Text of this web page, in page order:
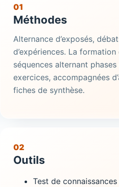
01
Méthodes
Alternance d’exposés,
d’expériences. La
séquences alternant phases
exercices, accompagnées
fiches de synthèse.
02
Outils
Test de